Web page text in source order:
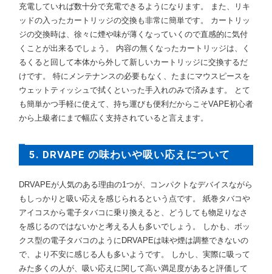
充電していれば数十分で充電できるようになります。 また、リキ
ッドの入ったカートリッジの交換も非常に簡単です。 カートリッ
ジの交換時は、徐々に煙や味が薄くなっていくので直感的に気付
くことが出来るでしょう。 内容の無くなったカートリッジは、く
るくると回して本体から外して新しいカートリッジに交換するだ
けです。 特にメンテナンスの必要もなく、たまにマウスピースを
ウェットティッシュで拭くといった手入れのみで済みます。 とて
も簡単かつ手軽に使えて、持ち運びも便利だからこそVAPE初心者
から上級者にまで幅広く支持されていると言えます。
5. DRVAPE の味わいや吸い応えについて
DRVAPEが人気のある理由の1つが、コンパクトなデバイスながら
もしっかりと吸い応えを感じられるという点です。 紙巻タバコや
アイコスから電子タバコに乗り換えると、どうしても物足りなさ
を感じるのではないかと考える人も多いでしょう。 しかも、ボッ
クス型の電子タバコのようにDRVAPEは味や煙は調整できないの
で、より不安に感じる人も多いようです。 しかし、実際に吸って
みた多くの人が、吸い応えに関して高い満足度があると評価して